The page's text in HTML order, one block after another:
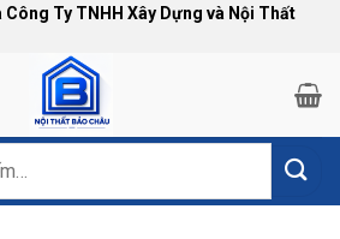
Ty TNHH Xây Dựng và Nội Thất